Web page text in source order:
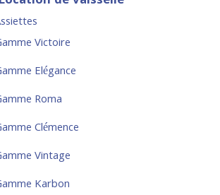
Victoire
Elégance
Roma
Clémence
Vintage
Karbon